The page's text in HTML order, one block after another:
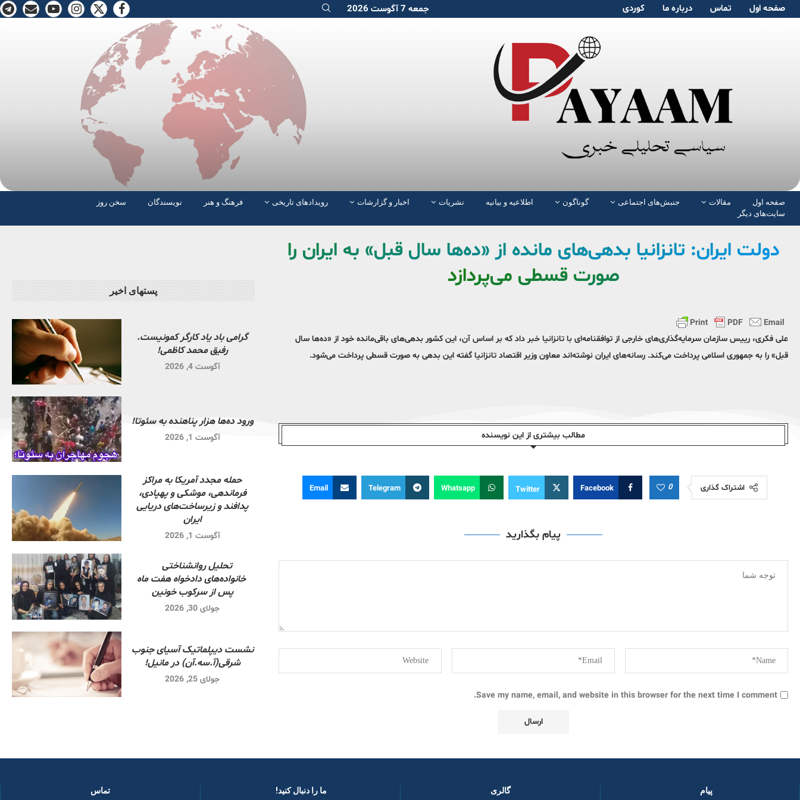
صفحە اول تماس دربارە ما کوردی جمعه 7 آگوست 2026
صفحە اول مقالات جنبش‌های اجتماعی گوناگون اطلاعیه و بیانیه نشریات اخبار و گزارشات رویدادهای تاریخی فرهنگ و هنر نویسندگان
سخن روز
سایت‌های دیگر
دولت ایران: تانزانیا بدهی‌های مانده از «ده‌ها سال قبل» به ایران را
صورت قسطی می‌پردازد
علی فکری، رییس سازمان سرمایه‌گذاری‌های خارجی از توافقنامه‌ای با تانزانیا خبر داد که بر اساس آن، این کشور بدهی‌های باقی‌مانده خود از «ده‌ها سال
قبل» را به جمهوری اسلامی پرداخت می‌کند. رسانه‌های ایران نوشته‌اند معاون وزیر اقتصاد تانزانیا گفته این بدهی به صورت قسطی پرداخت می‌شود.
مطالب بیشتری از این نویسندە
اشتراک گذاری 0
Facebook
Twitter
Whatsapp
Telegram
Email
پیام بگذارید
Save my name, email, and website in this browser for the next time I comment.
پستهای اخیر
گرامی باد یاد کارگر کمونیست.
رفیق محمد کاظمی!
آگوست 4, 2026
ورود ده‌ها هزار پناهنده به سئوتا!
آگوست 1, 2026
حمله مجدد آمریکا به مراکز
فرماندهی، موشکی و پهپادی،
پدافند و زیرساخت‌های دریایی
ایران
آگوست 1, 2026
تحلیل روانشناختی
خانواده‌های دادخواه هفت ماه
پس از سرکوب خونین
جولای 30, 2026
نشست دیپلماتیک آسیای جنوب
شرقی‌(آ.سه.آن) در مانیل!
جولای 25, 2026
پیام گالری ما را دنبال کنید! ​ تماس